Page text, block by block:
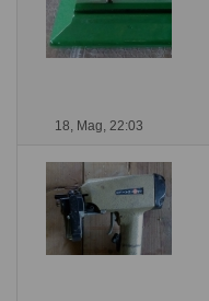
18, Mag, 22:03